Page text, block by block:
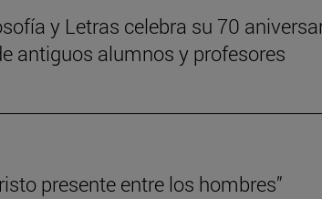
y Letras celebra su 70
antiguos alumnos y profesores
presente entre los hombres”